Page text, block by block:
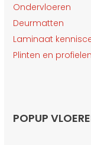
Ondervloeren
Deurmatten
Laminaat
Plinten en profielen
POPUP